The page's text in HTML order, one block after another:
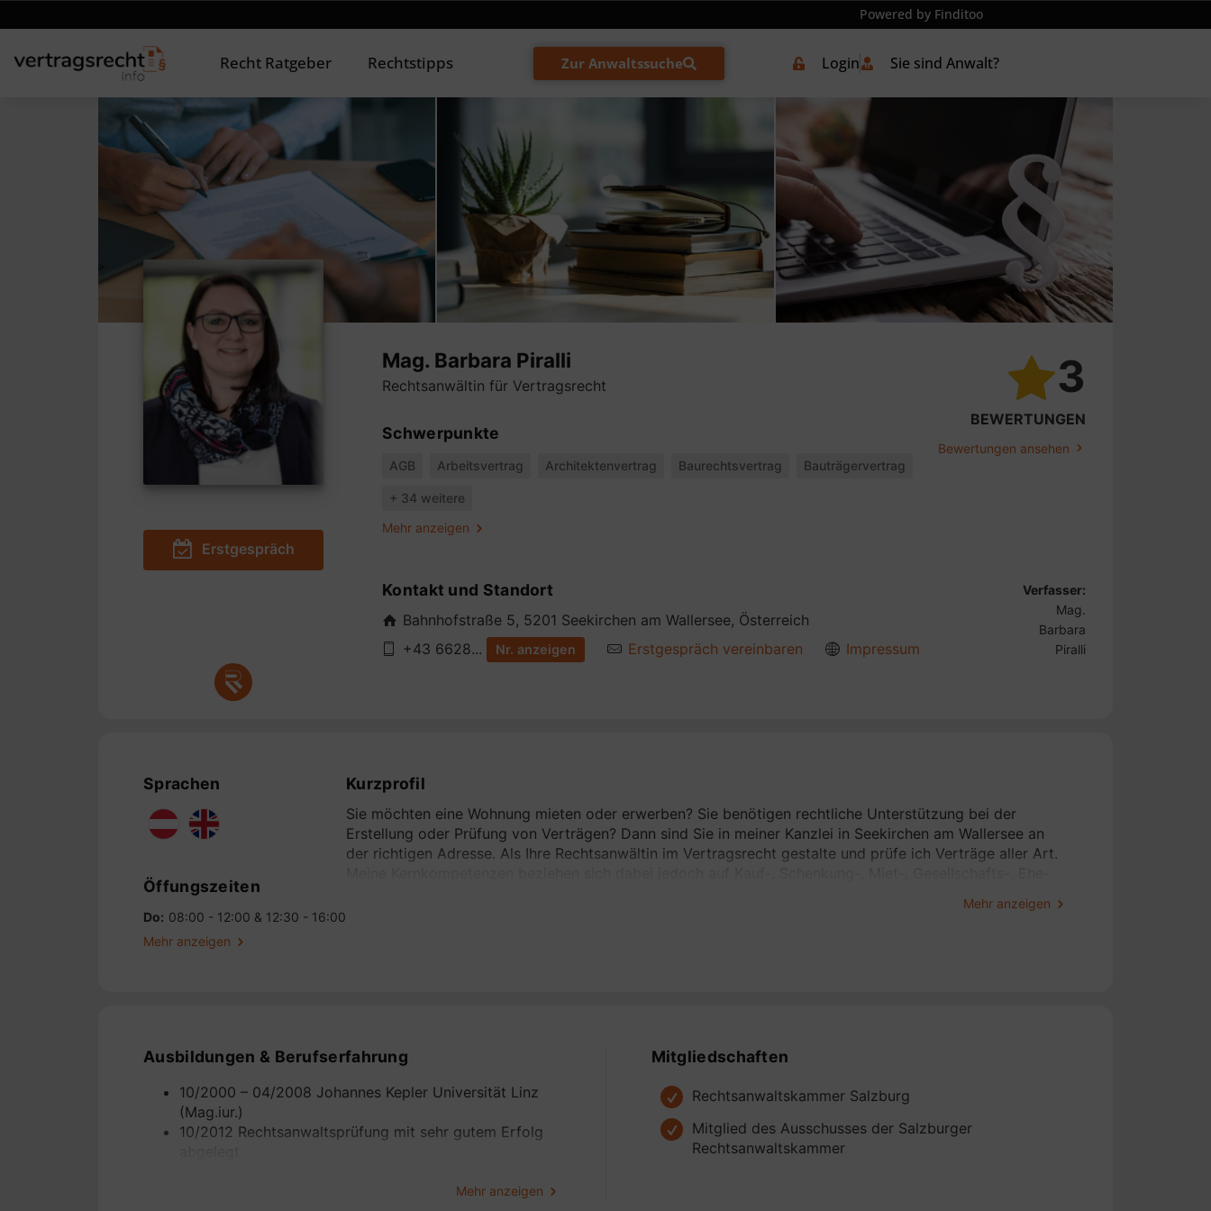
Powered by Finditoo
Recht Ratgeber Rechtstipps Zur Anwaltssuche Login Sie sind Anwalt?
Erstgespräch
Mag. Barbara Piralli
Rechtsanwältin für Vertragsrecht
Schwerpunkte
AGB Arbeitsvertrag Architektenvertrag Baurechtsvertrag Bauträgervertrag
+ 34 weitere
Mehr anzeigen
3
BEWERTUNGEN
Bewertungen ansehen
Kontakt und Standort
Bahnhofstraße 5, 5201 Seekirchen am Wallersee, Österreich
+43 6628...
Nr. anzeigen Erstgespräch vereinbaren Impressum
Verfasser:
Mag.
Barbara
Piralli
Sprachen
Öffungszeiten
Do: 08:00 - 12:00 & 12:30 - 16:00
Mehr anzeigen
Kurzprofil
Sie möchten eine Wohnung mieten oder erwerben? Sie benötigen rechtliche Unterstützung bei der
Erstellung oder Prüfung von Verträgen? Dann sind Sie in meiner Kanzlei in Seekirchen am Wallersee an
der richtigen Adresse. Als Ihre Rechtsanwältin im Vertragsrecht gestalte und prüfe ich Verträge aller Art.
Mehr anzeigen
Ausbildungen & Berufserfahrung
10/2000 – 04/2008 Johannes Kepler Universität Linz
(Mag.iur.)
10/2012 Rechtsanwaltsprüfung mit sehr gutem Erfolg
Mehr anzeigen
Mitgliedschaften
Rechtsanwaltskammer Salzburg
Mitglied des Ausschusses der Salzburger
Rechtsanwaltskammer